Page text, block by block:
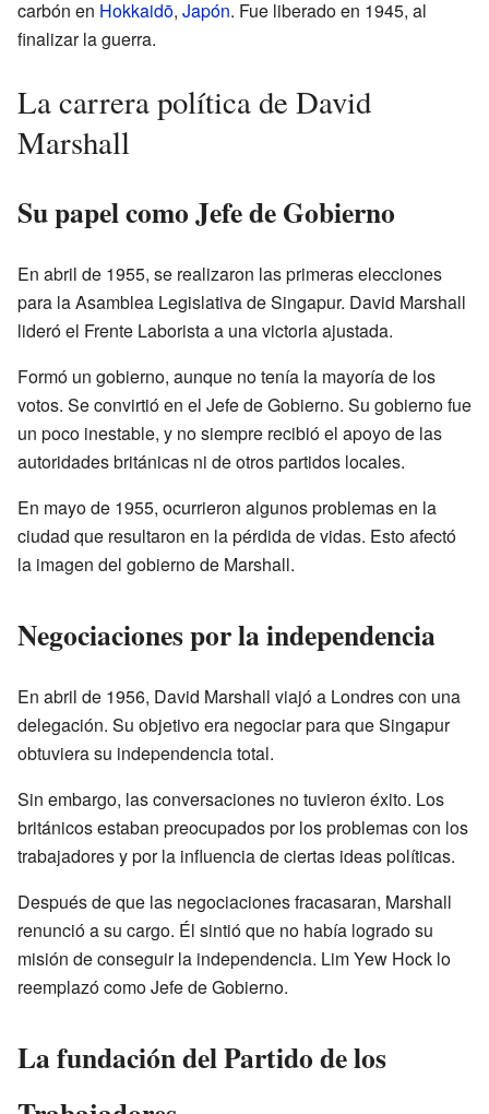
carbón en Hokkaidō, Japón. Fue liberado en 1945, al
finalizar la guerra.
La carrera política de David
Marshall
Su papel como Jefe de Gobierno
En abril de 1955, se realizaron las primeras elecciones
para la Asamblea Legislativa de Singapur. David Marshall
lideró el Frente Laborista a una victoria ajustada.
Formó un gobierno, aunque no tenía la mayoría de los
votos. Se convirtió en el Jefe de Gobierno. Su gobierno fue
un poco inestable, y no siempre recibió el apoyo de las
autoridades británicas ni de otros partidos locales.
En mayo de 1955, ocurrieron algunos problemas en la
ciudad que resultaron en la pérdida de vidas. Esto afectó
la imagen del gobierno de Marshall.
Negociaciones por la independencia
En abril de 1956, David Marshall viajó a Londres con una
delegación. Su objetivo era negociar para que Singapur
obtuviera su independencia total.
Sin embargo, las conversaciones no tuvieron éxito. Los
británicos estaban preocupados por los problemas con los
trabajadores y por la influencia de ciertas ideas políticas.
Después de que las negociaciones fracasaran, Marshall
renunció a su cargo. Él sintió que no había logrado su
misión de conseguir la independencia. Lim Yew Hock lo
reemplazó como Jefe de Gobierno.
La fundación del Partido de los